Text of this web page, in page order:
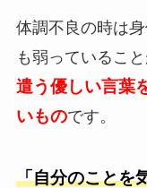
体調不良の時は
も弱っているこ
遣う優しい言葉
いものです。
「自分のことを